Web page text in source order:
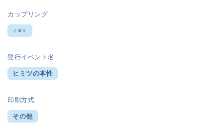
カップリング
♂×♀
発行イベント名
ヒミツの本性
印刷方式
その他